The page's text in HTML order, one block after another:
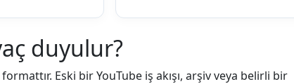
duyulur?
Eski bir YouTube iş akışı, arşiv veya belirli bir